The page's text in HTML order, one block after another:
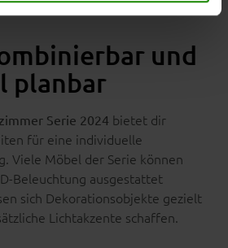
und
planbar
Serie 2024 bietet dir
für eine individuelle
Viele Möbel der Serie können
Beleuchtung ausgestattet
sich Dekorationsobjekte gezielt
Lichtakzente schaffen.